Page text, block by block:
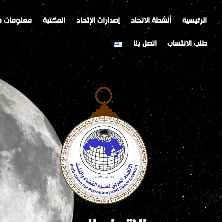
تخطي
إلى
المحتوى
الرئيسية أنشطة الاتحاد إصدارات الإتحاد المكتبة معلومات
طلب الانتساب
اتصل بنا
Post
navigation